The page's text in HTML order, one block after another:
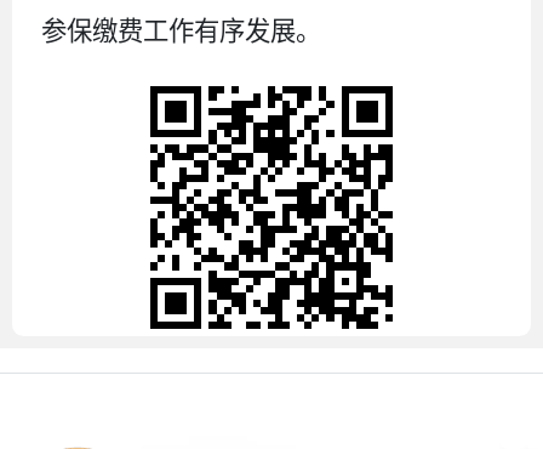
参保缴费工作有序发展。